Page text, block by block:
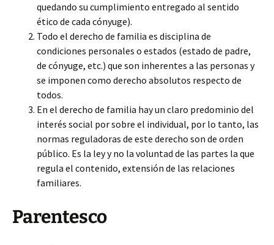
quedando su cumplimiento entregado al sentido
ético de cada cónyuge).
Todo el derecho de familia es disciplina de
condiciones personales o estados (estado de padre,
de cónyuge, etc.) que son inherentes a las personas y
se imponen como derecho absolutos respecto de
todos.
En el derecho de familia hay un claro predominio del
interés social por sobre el individual, por lo tanto, las
normas reguladoras de este derecho son de orden
público. Es la ley y no la voluntad de las partes la que
regula el contenido, extensión de las relaciones
familiares.
Parentesco